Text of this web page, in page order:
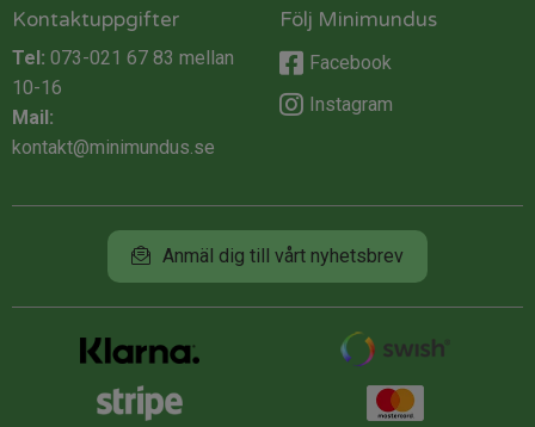
Kontaktuppgifter
Tel: 073-021 67 83 mellan
10-16
Mail:
kontakt@minimundus.se
Följ Minimundus
Facebook
Instagram
Anmäl dig till vårt nyhetsbrev